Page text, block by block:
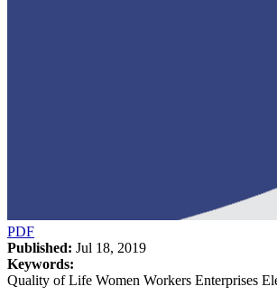
PDF
Published: Jul 18, 2019
Keywords:
Quality of Life Women Workers Enterprises